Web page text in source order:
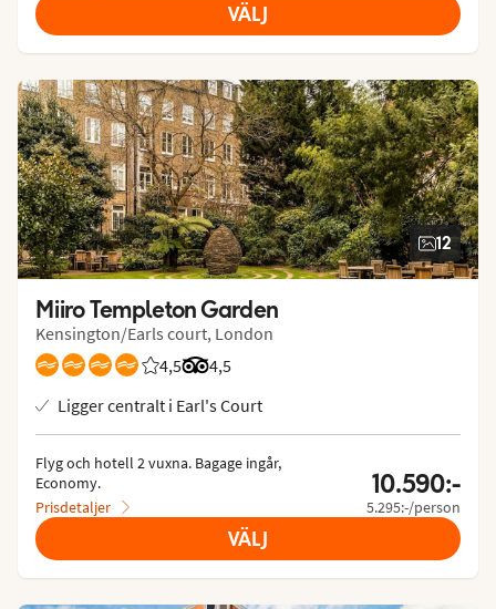
VÄLJ
12
Miiro Templeton Garden
Kensington/Earls court, London
4,5
Betyg från Vings gäster: 4.545/5
4,5
Betyg från Tripadvisor: 4.5 of 5
Ligger centralt i Earl's Court
Flyg och hotell 2 vuxna. Bagage ingår,
Economy.
Prisdetaljer
10.590:-
5.295:-/person
VÄLJ